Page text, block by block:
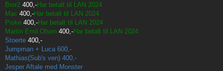
Bror2 400,-Har betalt til LAN 2024
Mac 400,-Har betalt til LAN 2024
Piske 400,-Har betalt til LAN 2024
Martin Emil Olsen 400,-Har betalt til LAN 2024
Stoerte 400,-
Jumpman + Luca 600,-
Mathias(Sub's ven) 400,-
Jesper Aftale med Monster